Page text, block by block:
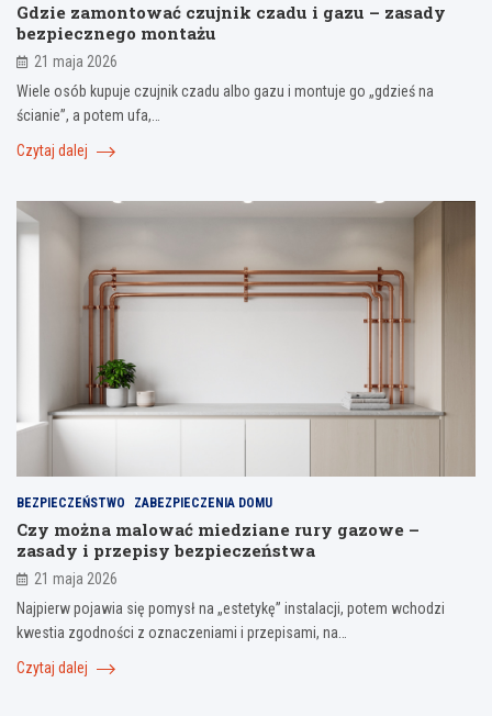
Gdzie zamontować czujnik czadu i gazu – zasady
bezpiecznego montażu
21 maja 2026
Wiele osób kupuje czujnik czadu albo gazu i montuje go „gdzieś na
ścianie”, a potem ufa,…
Czytaj dalej
BEZPIECZEŃSTWO ZABEZPIECZENIA DOMU
Czy można malować miedziane rury gazowe –
zasady i przepisy bezpieczeństwa
21 maja 2026
Najpierw pojawia się pomysł na „estetykę” instalacji, potem wchodzi
kwestia zgodności z oznaczeniami i przepisami, na…
Czytaj dalej